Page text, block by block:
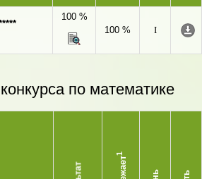
100 %
100 %
I
по математике
1